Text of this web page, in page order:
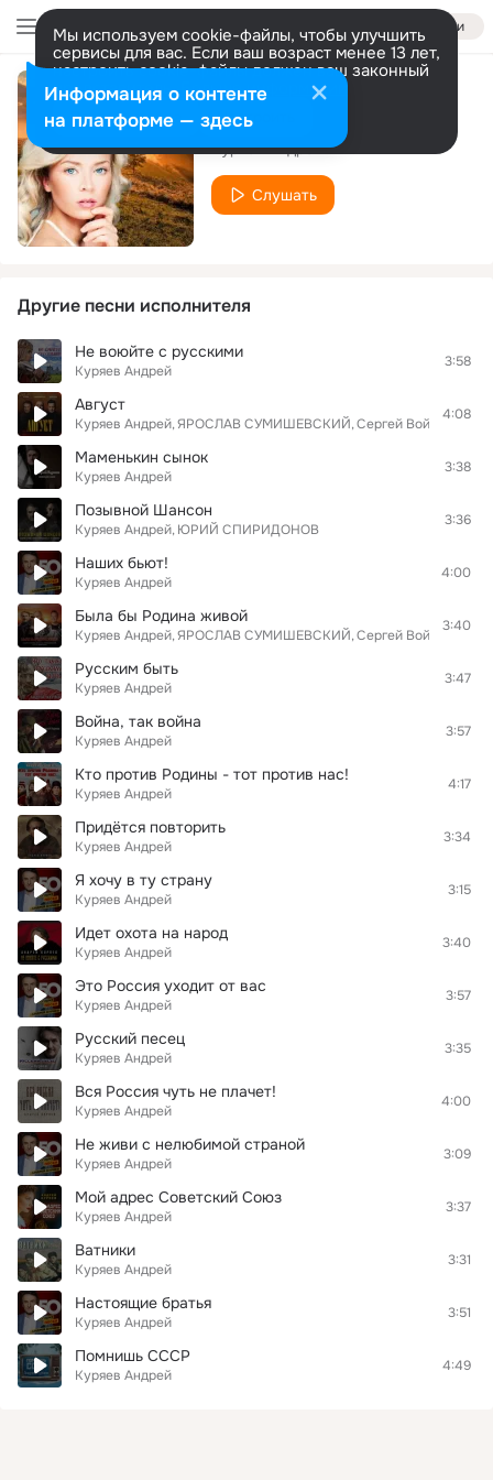
Войти
Мы используем cookie-файлы, чтобы улучшить
сервисы для вас. Если ваш возраст менее 13 лет,
настроить cookie-файлы должен ваш законный
представитель. Больше информации
Разрешить все Настроить
Русский офицер
Куряев Андрей
Слушать
Другие песни исполнителя
Не воюйте с русскими
Куряев Андрей
3:58
Август
Куряев Андрей ЯРОСЛАВ СУМИШЕВСКИЙ Сергей Войтенко
4:08
Маменькин сынок
Куряев Андрей
3:38
Позывной Шансон
Куряев Андрей ЮРИЙ СПИРИДОНОВ
3:36
Наших бьют!
Куряев Андрей
4:00
Была бы Родина живой
Куряев Андрей ЯРОСЛАВ СУМИШЕВСКИЙ Сергей Войтенко
3:40
Русским быть
Куряев Андрей
3:47
Война, так война
Куряев Андрей
3:57
Кто против Родины - тот против нас!
Куряев Андрей
4:17
Придётся повторить
Куряев Андрей
3:34
Я хочу в ту страну
Куряев Андрей
3:15
Идет охота на народ
Куряев Андрей
3:40
Это Россия уходит от вас
Куряев Андрей
3:57
Русский песец
Куряев Андрей
3:35
Вся Россия чуть не плачет!
Куряев Андрей
4:00
Не живи с нелюбимой страной
Куряев Андрей
3:09
Мой адрес Советский Союз
Куряев Андрей
3:37
Ватники
Куряев Андрей
3:31
Настоящие братья
Куряев Андрей
3:51
Помнишь СССР
Куряев Андрей
4:49
Информация о контенте
на платформе — здесь